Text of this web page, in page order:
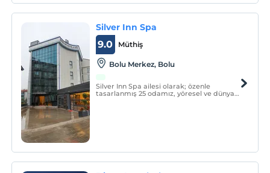
Silver Inn Spa
Müthiş
9.0
Bolu Merkez, Bolu
Silver Inn Spa ailesi olarak; özenle
tasarlanmış 25 odamız, yöresel ve dünya